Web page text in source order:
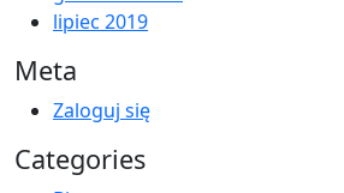
lipiec 2019
Meta
Zaloguj się
Categories